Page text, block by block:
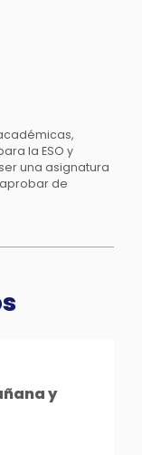
la ESO y
una asignatura
de
y